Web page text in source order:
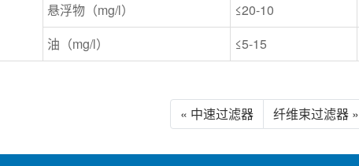
悬浮物（mg/l） ≤20-10
油（mg/l）
≤5-15
« 中速过滤器 纤维束过滤器 »